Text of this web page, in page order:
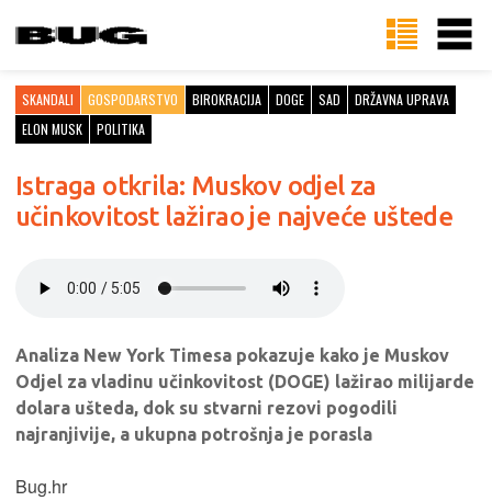
SKANDALI GOSPODARSTVO BIROKRACIJA DOGE SAD
DRŽAVNA UPRAVA
ELON MUSK
POLITIKA
Istraga otkrila: Muskov odjel za
učinkovitost lažirao je najveće uštede
Analiza New York Timesa pokazuje kako je Muskov
Odjel za vladinu učinkovitost (DOGE) lažirao milijarde
dolara ušteda, dok su stvarni rezovi pogodili
najranjivije, a ukupna potrošnja je porasla
Bug.hr